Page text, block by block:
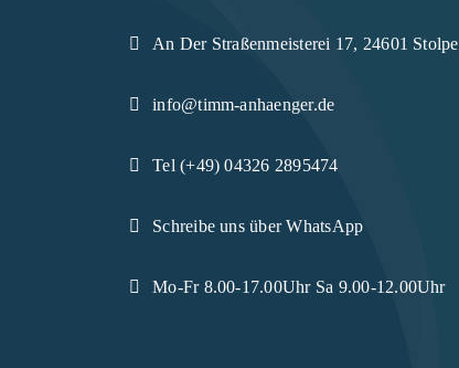
An Der Straßenmeisterei 17, 24601 Stolpe
info@timm-anhaenger.de
Tel (+49) 04326 2895474
Schreibe uns über WhatsApp
Mo-Fr 8.00-17.00Uhr Sa 9.00-12.00Uhr